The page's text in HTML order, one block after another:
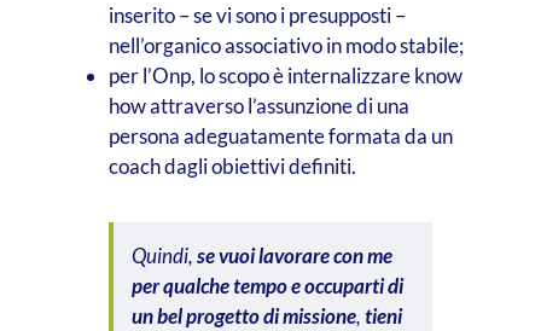
inserito – se vi sono i presupposti –
nell’organico associativo in modo stabile;
per l’Onp, lo scopo è internalizzare know
how attraverso l’assunzione di una
persona adeguatamente formata da un
coach dagli obiettivi definiti.
Quindi,se vuoi lavorare con me
per qualche tempo e occuparti di
un bel progetto di missione,tieni